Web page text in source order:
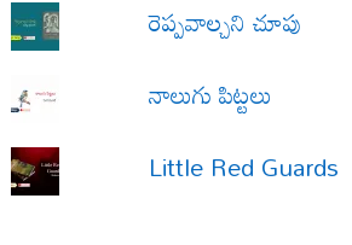
రెప్పవాల్చని చూపు
నాలుగు పిట్టలు
Little Red Guards